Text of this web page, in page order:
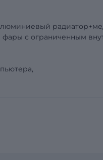
фары с ограниченным